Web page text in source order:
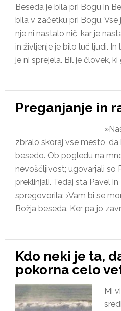
Beseda je bila pri Bogu in
bila v začetku pri Bogu.
nje ni nastalo nič, kar je
in življenje je bilo luč ljudi.
je ni sprejela. Bil je človek, ki
Preganjanje in
zbralo skoraj vse mesto,
besedo. Ob pogledu na
nevoščljivost; ugovarjali so
preklinjali. Tedaj sta Pavel
spregovorila: ›Vam bi se
Božja beseda. Ker pa jo
Kdo neki je ta,
pokorna celo
Mi